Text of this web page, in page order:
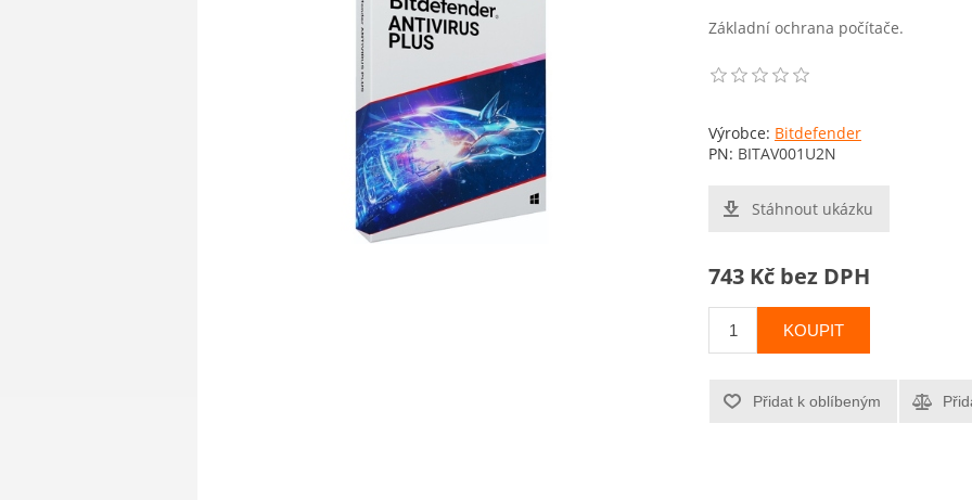
Základní ochrana počítače.
Výrobce: Bitdefender
PN: BITAV001U2N
Stáhnout ukázku
743 Kč bez DPH
KOUPIT
Přidat k oblíbeným